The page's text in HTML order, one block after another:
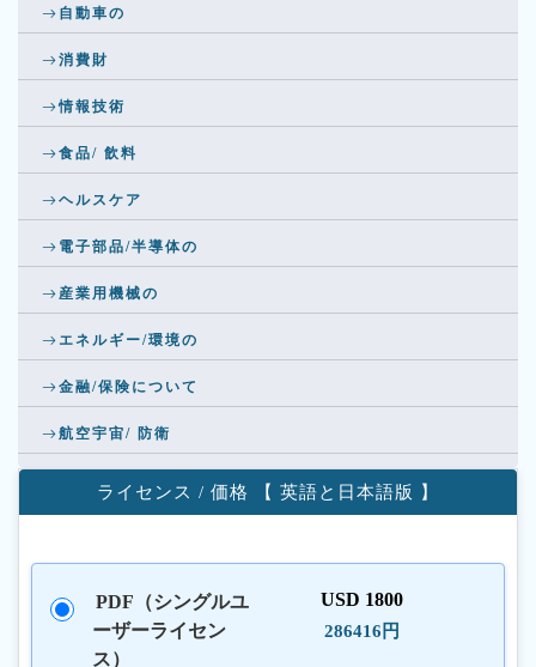
自動車の
消費財
情報技術
食品/ 飲料
ヘルスケア
電子部品/半導体の
産業用機械の
エネルギー/環境の
金融/保険について
航空宇宙/ 防衛
ライセンス / 価格 【 英語と日本語版 】
PDF（シングルユ
ーザーライセン
ス）
USD 1800
286416円